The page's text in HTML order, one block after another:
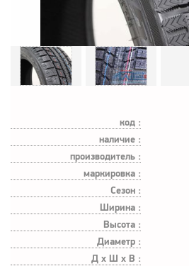
код :
наличие :
производитель :
маркировка :
Сезон :
Ширина :
Высота :
Диаметр :
Д х Ш х В :